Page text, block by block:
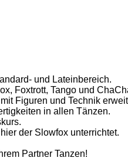
und Lateinbereich.
Foxtrott, Tango und
Figuren und Technik
in allen Tänzen.
der Slowfox unterrichtet.
Partner Tanzen!